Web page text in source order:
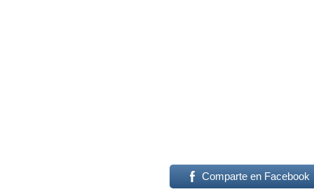
Comparte en Facebook